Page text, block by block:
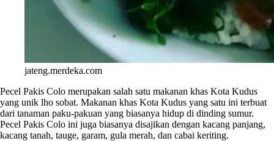
jateng.merdeka.com
Pecel Pakis Colo merupakan salah satu makanan khas Kota Kudus
yang unik lho sobat. Makanan khas Kota Kudus yang satu ini terbuat
dari tanaman paku-pakuan yang biasanya hidup di dinding sumur.
Pecel Pakis Colo ini juga biasanya disajikan dengan kacang panjang,
kacang tanah, tauge, garam, gula merah, dan cabai keriting.